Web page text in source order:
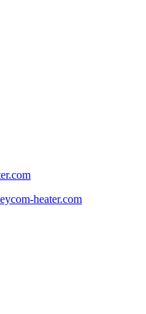
heater.com